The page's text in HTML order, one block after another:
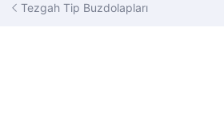
Tezgah Tip Buzdolapları